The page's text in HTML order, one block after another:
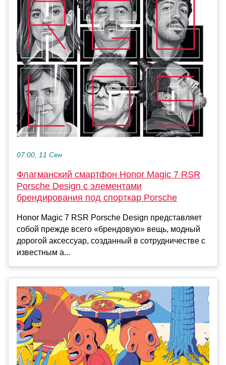
07:00, 11 Сен
Флагманский смартфон Honor Magic 7 RSR
Porsche Design с элементами
брендирования под спорткар Porsche
Honor Magic 7 RSR Porsche Design представляет
собой прежде всего «брендовую» вещь, модный
дорогой аксессуар, созданный в сотрудничестве с
известным а...